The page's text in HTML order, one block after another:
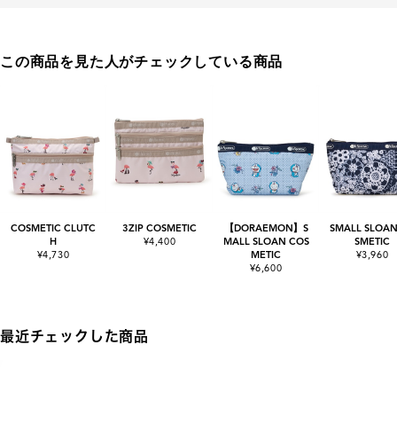
この商品を見た人がチェックしている商品
COSMETIC CLUTC
H
¥4,730
3ZIP COSMETIC
¥4,400
【DORAEMON】S
MALL SLOAN COS
METIC
¥6,600
SMALL
SMETIC
¥3,960
最近チェックした商品